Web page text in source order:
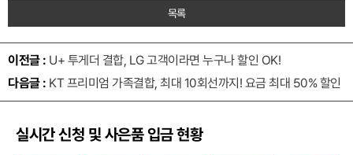
목록
이전글 : U+ 투게더 결합, LG 고객이라면 누구나 할인 OK!
다음글 : KT 프리미엄 가족결합, 최대 10회선까지! 요금 최대 50% 할인
실시간 신청 및 사은품 입금 현황